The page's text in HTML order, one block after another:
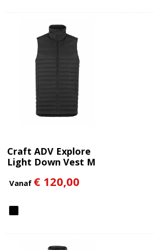
Craft ADV Explore
Light Down Vest M
Vanaf € 120,00